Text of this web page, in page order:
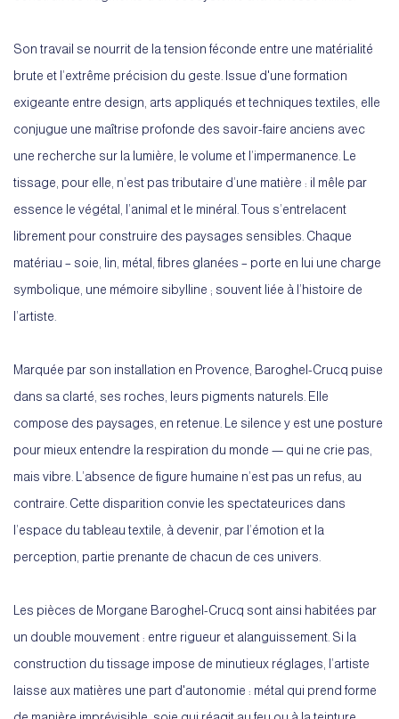
Son travail se nourrit de la tension féconde entre une matérialité
brute et l’extrême précision du geste. Issue d'une formation
exigeante entre design, arts appliqués et techniques textiles, elle
conjugue une maîtrise profonde des savoir-faire anciens avec
une recherche sur la lumière, le volume et l’impermanence. Le
tissage, pour elle, n’est pas tributaire d’une matière : il mêle par
essence le végétal, l’animal et le minéral. Tous s’entrelacent
librement pour construire des paysages sensibles. Chaque
matériau – soie, lin, métal, fibres glanées – porte en lui une charge
symbolique, une mémoire sibylline ; souvent liée à l’histoire de
l’artiste.
Marquée par son installation en Provence, Baroghel-Crucq puise
dans sa clarté, ses roches, leurs pigments naturels. Elle
compose des paysages, en retenue. Le silence y est une posture
pour mieux entendre la respiration du monde — qui ne crie pas,
mais vibre. L’absence de figure humaine n’est pas un refus, au
contraire. Cette disparition convie les spectateurices dans
l’espace du tableau textile, à devenir, par l’émotion et la
perception, partie prenante de chacun de ces univers.
Les pièces de Morgane Baroghel-Crucq sont ainsi habitées par
un double mouvement : entre rigueur et alanguissement. Si la
construction du tissage impose de minutieux réglages, l’artiste
laisse aux matières une part d'autonomie : métal qui prend forme